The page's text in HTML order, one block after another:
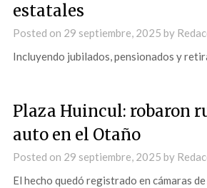
estatales
Posted on 29 septiembre, 2025 by
Incluyendo jubilados, pensionados y
Plaza Huincul: robaron
auto en el Otaño
Posted on 29 septiembre, 2025 by
El hecho quedó registrado en cámaras